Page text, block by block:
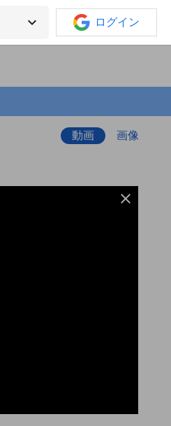
expand_more ログイン
動画 画像
close